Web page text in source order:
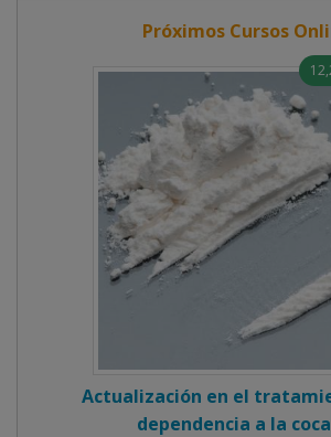
Próximos Cursos
Actualización en el
dependencia a la